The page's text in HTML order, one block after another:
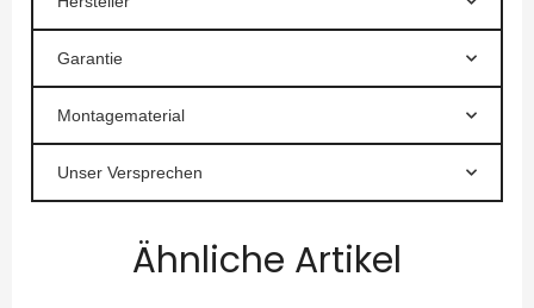
Garantie
Montagematerial
Unser Versprechen
Ähnliche Artikel